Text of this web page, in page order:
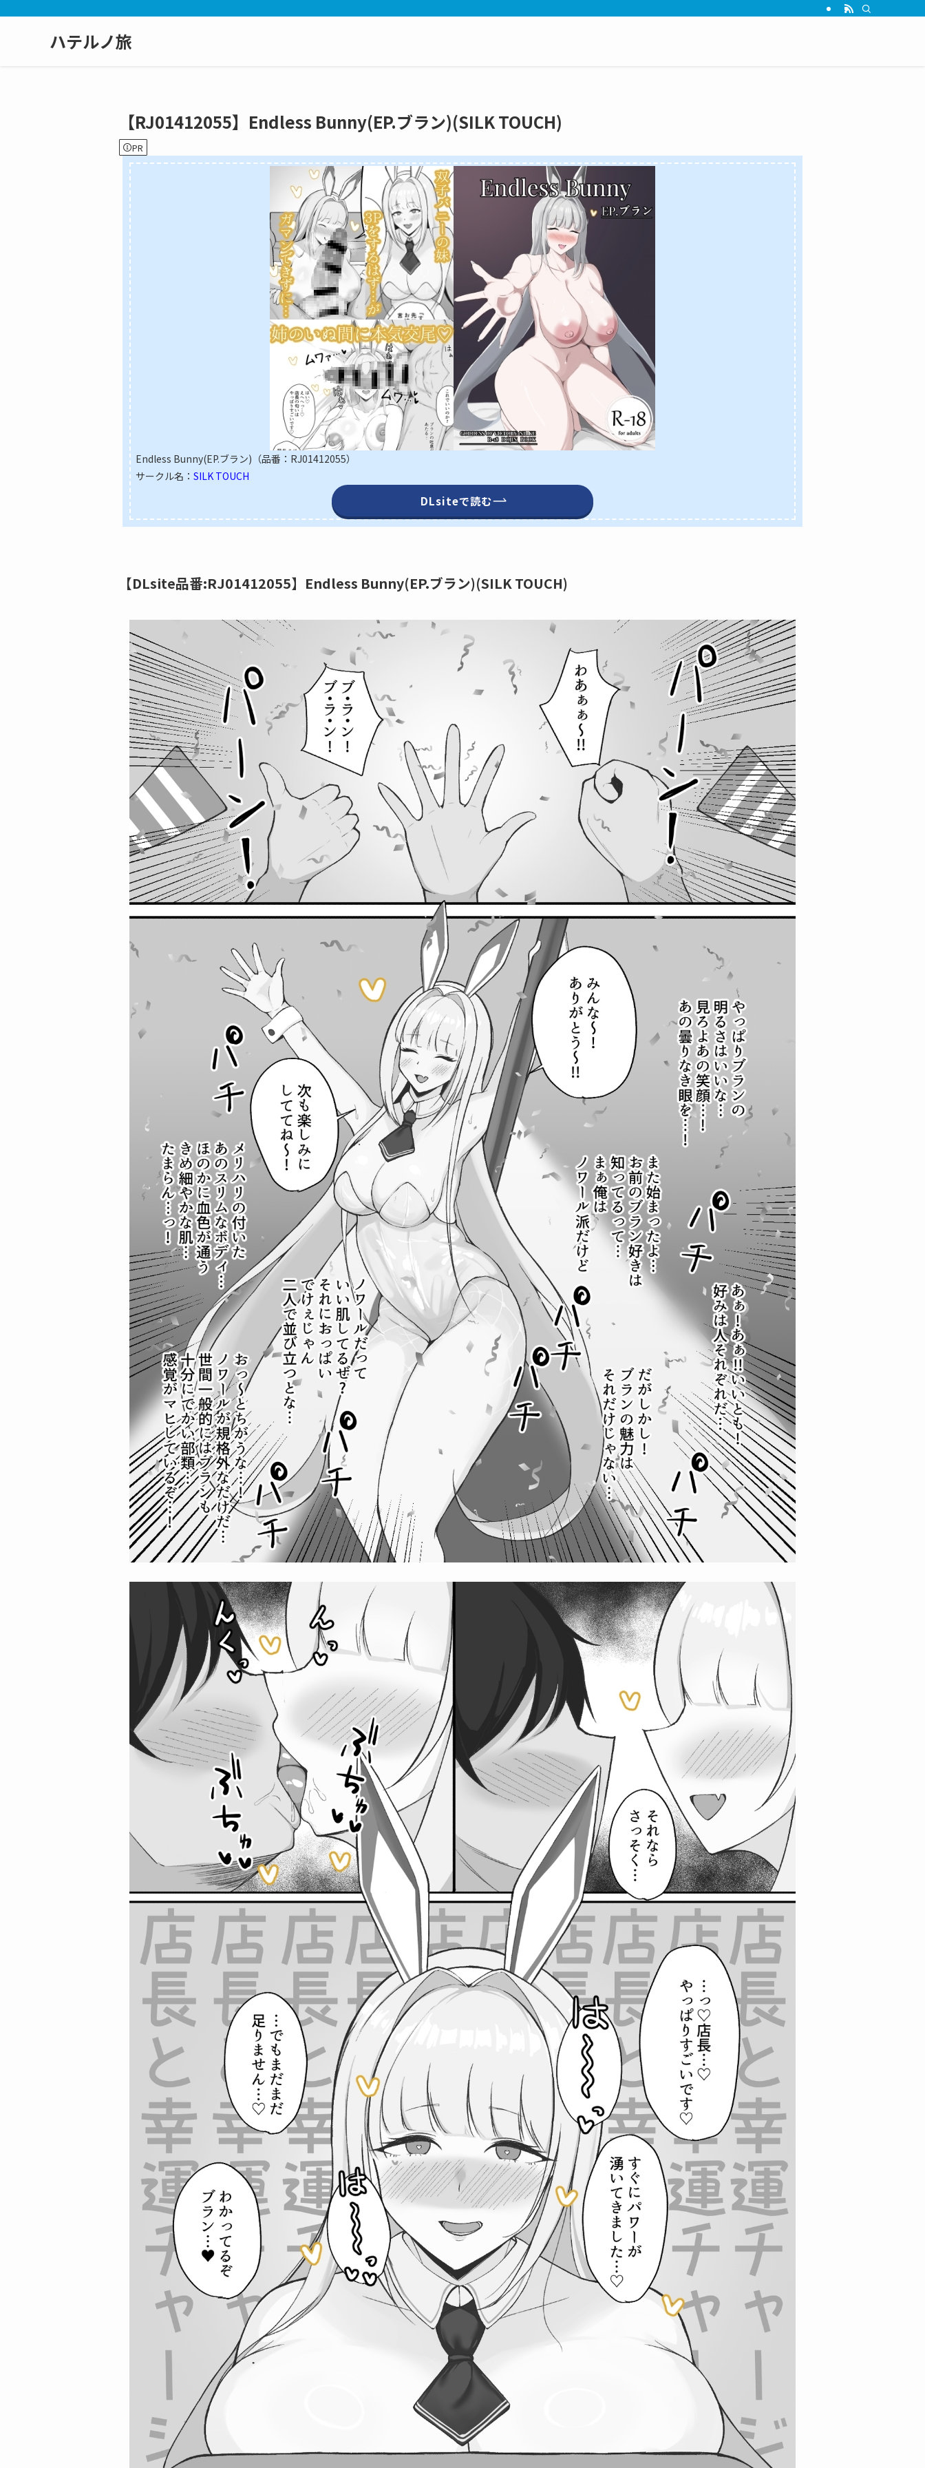
ハテルノ旅
【RJ01412055】Endless Bunny(EP.ブラン)(SILK TOUCH)
PR
Endless Bunny(EP.ブラン)（品番：RJ01412055）
サークル名： SILK TOUCH
DLsiteで読む
【DLsite品番:RJ01412055】Endless Bunny(EP.ブラン)(SILK TOUCH)